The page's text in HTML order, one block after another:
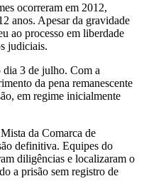
ocorreram em 2012,
anos. Apesar da gravidade
ao processo em liberdade
judiciais.
3 de julho. Com a
da pena remanescente
em regime inicialmente
da Comarca de
definitiva. Equipes do
diligências e localizaram o
a prisão sem registro de